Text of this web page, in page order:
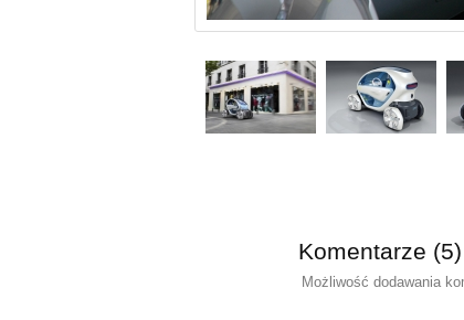
Komentarze (5)
Możliwość dodawania